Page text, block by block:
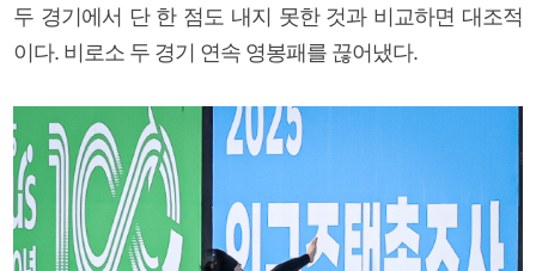
두 경기에서 단 한 점도 내지 못한 것과 비교하면 대조적
이다. 비로소 두 경기 연속 영봉패를 끊어냈다.